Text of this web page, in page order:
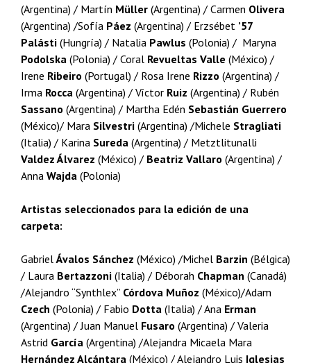
(Argentina) / Martín Müller (Argentina) / Carmen Olivera
(Argentina) /Sofía Páez (Argentina) / Erzsébet ’57
Palásti (Hungría) / Natalia Pawlus (Polonia) / Maryna
Podolska (Polonia) / Coral Revueltas Valle (México) /
Irene Ribeiro (Portugal) / Rosa Irene Rizzo (Argentina) /
Irma Rocca (Argentina) / Víctor Ruiz (Argentina) / Rubén
Sassano (Argentina) / Martha Edén Sebastián Guerrero
(México)/ Mara Silvestri (Argentina) /Michele Stragliati
(Italia) / Karina Sureda (Argentina) / Metztlitunalli
Valdez Álvarez (México) / Beatriz Vallaro (Argentina) /
Anna Wajda (Polonia)
Artistas seleccionados para la edición de una
carpeta:
GabrielÁvalos Sánchez (México) /Michel Barzin (Bélgica)
/ Laura Bertazzoni (Italia) / Déborah Chapman (Canadá)
/Alejandro “Synthlex” Córdova Muñoz (México)/Adam
Czech (Polonia) / Fabio Dotta (Italia) / Ana Erman
(Argentina) / Juan Manuel Fusaro (Argentina) / Valeria
Astrid García (Argentina) /Alejandra Micaela Mara
Hernández Alcántara (México) / Alejandro Luis Iglesias